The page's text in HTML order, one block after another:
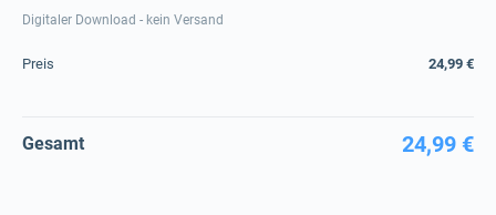
Digitaler Download - kein Versand
Preis 24,99 €
Gesamt 24,99 €